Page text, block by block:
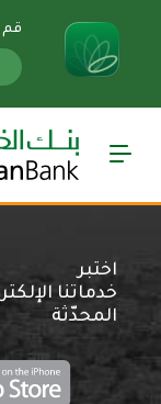
قم
اختبر
خدماتنا
المحدّثة